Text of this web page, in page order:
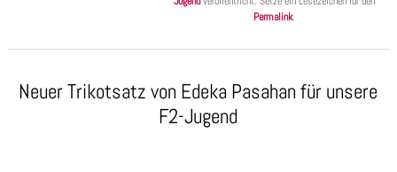
Permalink.
Neuer Trikotsatz von Edeka Pasahan für unsere
F2-Jugend